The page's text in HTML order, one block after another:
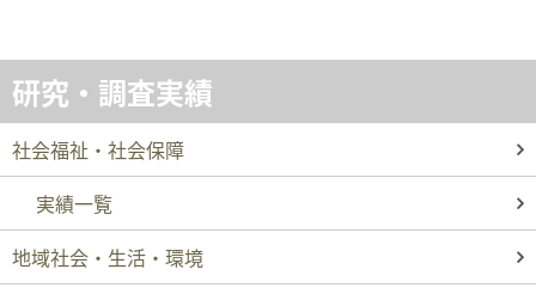
研究・調査実績
社会福祉・社会保障
実績一覧
地域社会・生活・環境